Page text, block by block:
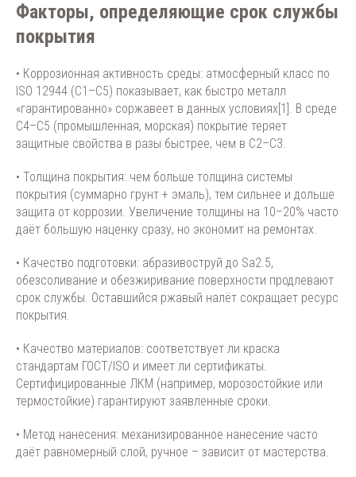
Факторы, определяющие срок службы
покрытия
• Коррозионная активность среды: атмосферный класс по
ISO 12944 (C1–C5) показывает, как быстро металл
«гарантированно» соржавеет в данных условиях[1]. В среде
C4–C5 (промышленная, морская) покрытие теряет
защитные свойства в разы быстрее, чем в C2–C3.
• Толщина покрытия: чем больше толщина системы
покрытия (суммарно грунт + эмаль), тем сильнее и дольше
защита от коррозии. Увеличение толщины на 10–20% часто
даёт большую наценку сразу, но экономит на ремонтах.
• Качество подготовки: абразивоструй до Sa2.5,
обезсоливание и обезжиривание поверхности продлевают
срок службы. Оставшийся ржавый налёт сокращает ресурс
покрытия.
• Качество материалов: соответствует ли краска
стандартам ГОСТ/ISO и имеет ли сертификаты.
Сертифицированные ЛКМ (например, морозостойкие или
термостойкие) гарантируют заявленные сроки.
• Метод нанесения: механизированное нанесение часто
даёт равномерный слой, ручное – зависит от мастерства.